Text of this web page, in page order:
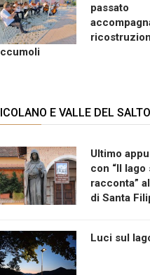
passato
E VALLE DEL SALTO
Ultimo
con “Il lago
racconta”
di Santa
Luci sul